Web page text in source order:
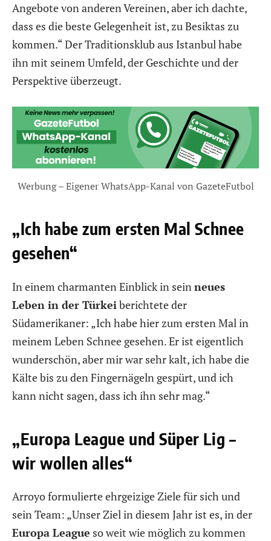
Angebote von anderen Vereinen, aber ich dachte,
dass es die beste Gelegenheit ist, zu Besiktas zu
kommen.“ Der Traditionsklub aus Istanbul habe
ihn mit seinem Umfeld, der Geschichte und der
Perspektive überzeugt.
Werbung – Eigener WhatsApp-Kanal von GazeteFutbol
„Ich habe zum ersten Mal Schnee
gesehen“
In einem charmanten Einblick in sein neues
Leben in der Türkei berichtete der
Südamerikaner: „Ich habe hier zum ersten Mal in
meinem Leben Schnee gesehen. Er ist eigentlich
wunderschön, aber mir war sehr kalt, ich habe die
Kälte bis zu den Fingernägeln gespürt, und ich
kann nicht sagen, dass ich ihn sehr mag.“
„Europa League und Süper Lig –
wir wollen alles“
Arroyo formulierte ehrgeizige Ziele für sich und
sein Team: „Unser Ziel in diesem Jahr ist es, in der
Europa League so weit wie möglich zu kommen